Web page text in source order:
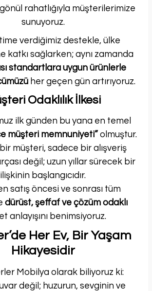
rahatlığıyla müşterilerimize
sunuyoruz.
verdiğimiz destekle, ülke
katkı sağlarken; aynı zamanda
standartlara uygun ürünlerle
her geçen gün artırıyoruz.
Odaklılık İlkesi
ilk günden bu yana en temel
müşteri memnuniyeti”olmuştur.
müşteri, sadece bir alışveriş
değil; uzun yıllar sürecek bir
ilişkinin başlangıcıdır.
satış öncesi ve sonrası tüm
dürüst, şeffaf ve çözüm odaklı
anlayışını benimsiyoruz.
Her Ev, Bir Yaşam
Hikayesidir
Mobilya olarak biliyoruz ki:
değil; huzurun, sevginin ve